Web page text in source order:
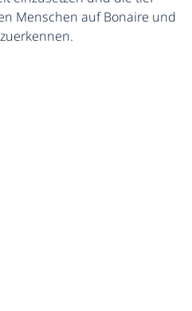
Menschen auf Bonaire und